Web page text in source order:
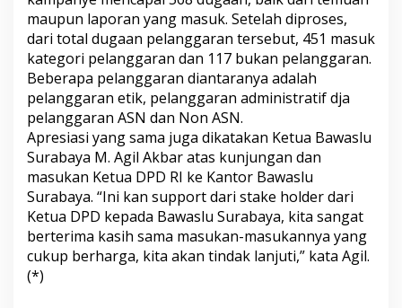
maupun laporan yang masuk. Setelah diproses,
dari total dugaan pelanggaran tersebut, 451 masuk
kategori pelanggaran dan 117 bukan pelanggaran.
Beberapa pelanggaran diantaranya adalah
pelanggaran etik, pelanggaran administratif dja
pelanggaran ASN dan Non ASN.
Apresiasi yang sama juga dikatakan Ketua Bawaslu
Surabaya M. Agil Akbar atas kunjungan dan
masukan Ketua DPD RI ke Kantor Bawaslu
Surabaya. “Ini kan support dari stake holder dari
Ketua DPD kepada Bawaslu Surabaya, kita sangat
berterima kasih sama masukan-masukannya yang
cukup berharga, kita akan tindak lanjuti,” kata Agil.
(*)